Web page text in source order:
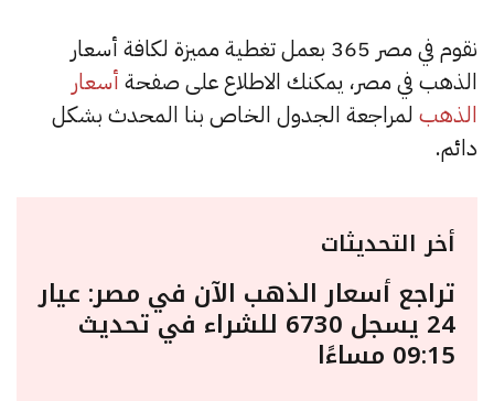
نقوم في مصر 365 بعمل تغطية مميزة لكافة أسعار
الذهب في مصر، يمكنك الاطلاع على صفحة أسعار
الذهب لمراجعة الجدول الخاص بنا المحدث بشكل
دائم.
أخر التحديثات
تراجع أسعار الذهب الآن في مصر: عيار
24 يسجل 6730 للشراء في تحديث
09:15 مساءًا